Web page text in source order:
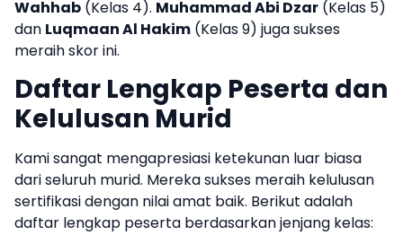
Wahhab (Kelas 4). Muhammad Abi Dzar (Kelas 5)
dan Luqmaan Al Hakim (Kelas 9) juga sukses
meraih skor ini.
Daftar Lengkap Peserta dan
Kelulusan Murid
Kami sangat mengapresiasi ketekunan luar biasa
dari seluruh murid. Mereka sukses meraih kelulusan
sertifikasi dengan nilai amat baik. Berikut adalah
daftar lengkap peserta berdasarkan jenjang kelas: